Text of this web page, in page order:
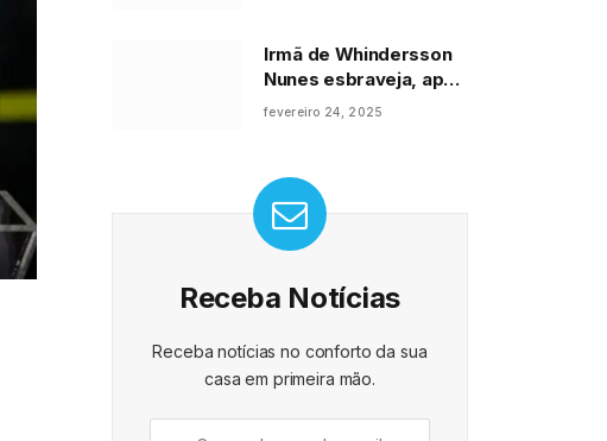
Irmã de Whindersson
Nunes esbraveja, após
internação do famoso
fevereiro 24, 2025
Receba Notícias
Receba notícias no conforto da sua
casa em primeira mão.